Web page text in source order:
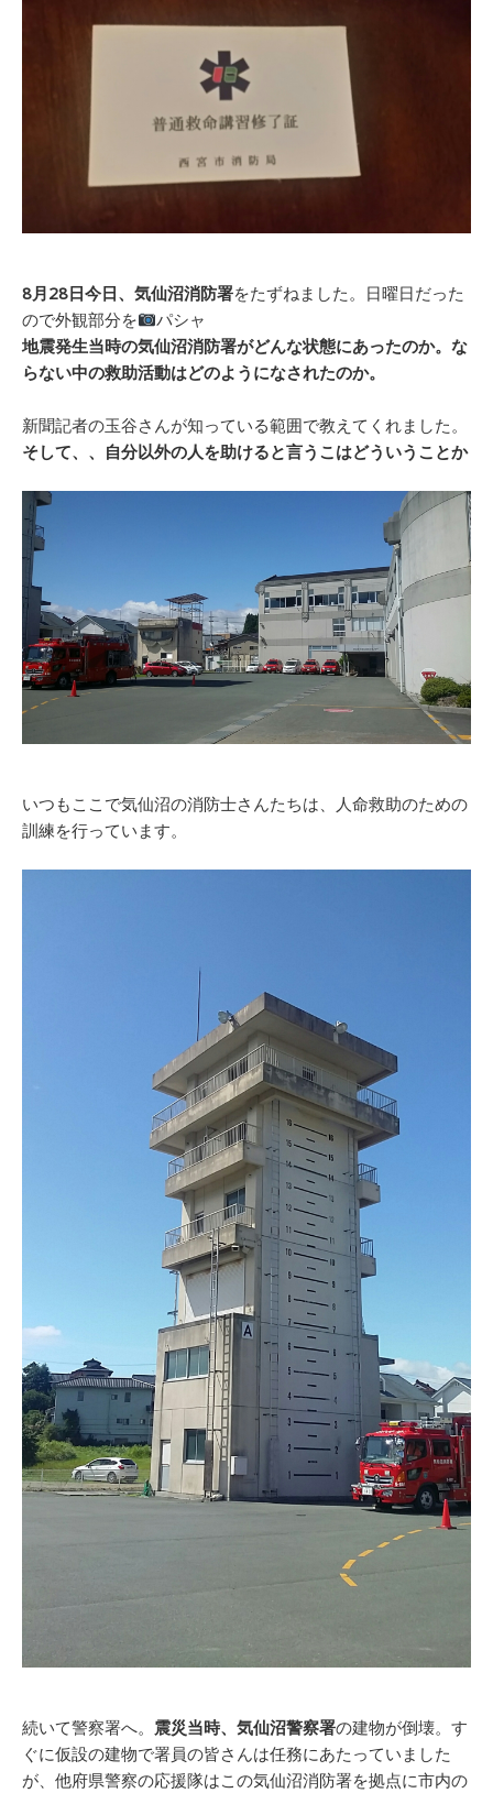
8月28日今日、気仙沼消防署をたずねました。日曜日だった
ので外観部分を
パシャ
地震発生当時の気仙沼消防署がどんな状態にあったのか。な
らない中の救助活動はどのようになされたのか。
新聞記者の玉谷さんが知っている範囲で教えてくれました。
そして、、自分以外の人を助けると言うこはどういうことか
いつもここで気仙沼の消防士さんたちは、人命救助のための
訓練を行っています。
続いて警察署へ。 震災当時、気仙沼警察署の建物が倒壊。す
ぐに仮設の建物で署員の皆さんは任務にあたっていました
が、他府県警察の応援隊はこの気仙沼消防署を拠点に市内の